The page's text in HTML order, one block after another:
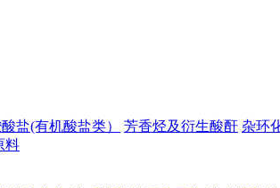
盐(有机酸盐类） 芳香烃及衍生酸酐 杂环
料